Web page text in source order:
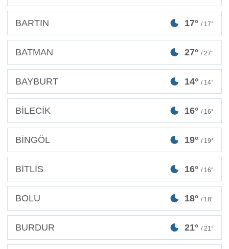
BARTIN 17° / 17°
BATMAN 27° / 27°
BAYBURT 14° / 14°
BİLECİK 16° / 16°
BİNGÖL 19° / 19°
BİTLİS 16° / 16°
BOLU 18° / 18°
BURDUR 21° / 21°